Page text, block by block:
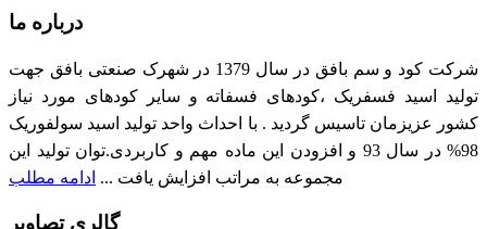
درباره ما
شرکت کود و سم بافق در سال 1379 در شهرک صنعتی بافق جهت
تولید اسید فسفریک ،کودهای فسفاته و سایر کودهای مورد نیاز
کشور عزیزمان تاسیس گردید . با احداث واحد تولید اسید سولفوریک
98% در سال 93 و افزودن این ماده مهم و کاربردی.توان تولید این
مجموعه به مراتب افزایش یافت ... ادامه مطلب
گالری تصاویر